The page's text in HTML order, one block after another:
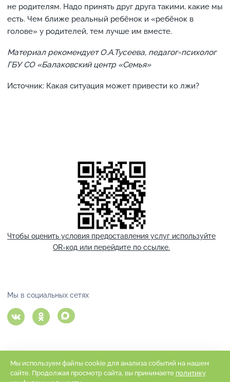
не родителям. Надо принять друг друга такими, какие мы
есть. Чем ближе реальный ребёнок и «ребёнок в
голове» у родителей, тем лучше им вместе.
Материал рекомендует О.А.Тусеева, педагог-психолог
ГБУ СО «Балаковский центр «Семья»
Источник: Какая ситуация может привести ко лжи?
Чтобы оценить условия предоставления услуг используйте
OR-код или перейдите по ссылке.
Мы в социальных сетях
ГБУ СО «Балаковский центр «Семья» © 2001 -2026
Мы используем файлы cookie для анализа событий на нашем
сайте. Продолжая просмотр сайта, вы принимаете политику